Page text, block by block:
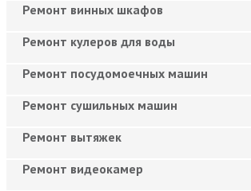
Ремонт винных шкафов
Ремонт кулеров для воды
Ремонт посудомоечных машин
Ремонт сушильных машин
Ремонт вытяжек
Ремонт видеокамер